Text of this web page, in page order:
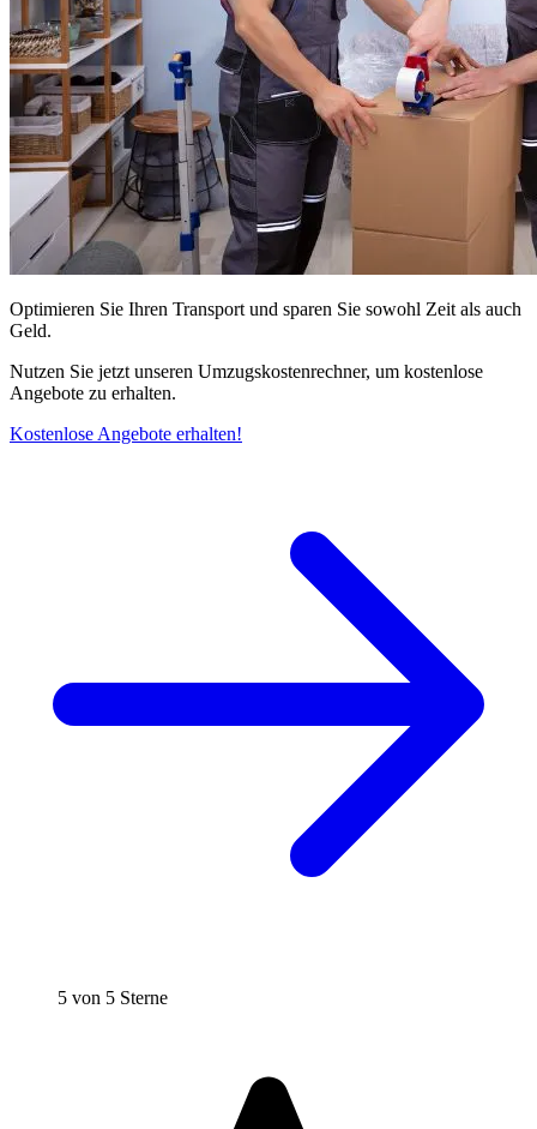
Optimieren Sie Ihren Transport und sparen Sie sowohl Zeit als auch
Geld.
Nutzen Sie jetzt unseren Umzugskostenrechner, um kostenlose
Angebote zu erhalten.
Kostenlose Angebote erhalten!
5 von 5 Sterne